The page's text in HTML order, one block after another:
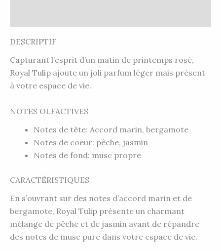
DESCRIPTIF
Capturant l’esprit d’un matin de printemps rosé,
Royal Tulip ajoute un joli parfum léger mais présent
à votre espace de vie.
NOTES OLFACTIVES
Notes de tête: Accord marin, bergamote
Notes de coeur: pêche, jasmin
Notes de fond: musc propre
CARACTÉRISTIQUES
En s’ouvrant sur des notes d’accord marin et de
bergamote, Royal Tulip présente un charmant
mélange de pêche et de jasmin avant de répandre
des notes de musc pure dans votre espace de vie.